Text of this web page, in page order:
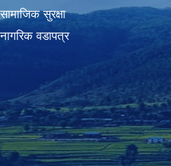
सामाजिक सुरक्षा
नागरिक वडापत्र